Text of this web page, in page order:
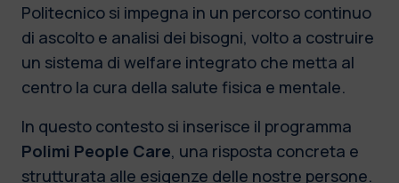
Politecnico si impegna in un percorso continuo
di ascolto e analisi dei bisogni, volto a costruire
un sistema di welfare integrato che metta al
centro la cura della salute fisica e mentale.
In questo contesto si inserisce il programma
Polimi People Care, una risposta concreta e
strutturata alle esigenze delle nostre persone.